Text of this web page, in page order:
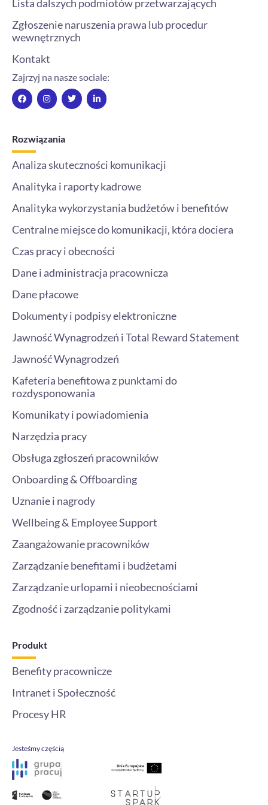
Lista dalszych podmiotów przetwarzających
Zgłoszenie naruszenia prawa lub procedur
wewnętrznych
Kontakt
Zajrzyj na nasze sociale:
F
a
c
o
k
I
n
s
r
T
w
i
L
i
n
-
i
Rozwiązania
Analiza skuteczności komunikacji
Analityka i raporty kadrowe
Analityka wykorzystania budżetów i benefitów
Centralne miejsce do komunikacji, która dociera
Czas pracy i obecności
Dane i administracja pracownicza
Dane płacowe
Dokumenty i podpisy elektroniczne
Jawność Wynagrodzeń i Total Reward Statement
Jawność Wynagrodzeń
Kafeteria benefitowa z punktami do
rozdysponowania
Komunikaty i powiadomienia
Narzędzia pracy
Obsługa zgłoszeń pracowników
Onboarding & Offboarding
Uznanie i nagrody
Wellbeing & Employee Support
Zaangażowanie pracowników
Zarządzanie benefitami i budżetami
Zarządzanie urlopami i nieobecnościami
Zgodność i zarządzanie politykami
Produkt
Benefity pracownicze
Intranet i Społeczność
Procesy HR
Jesteśmy częścią